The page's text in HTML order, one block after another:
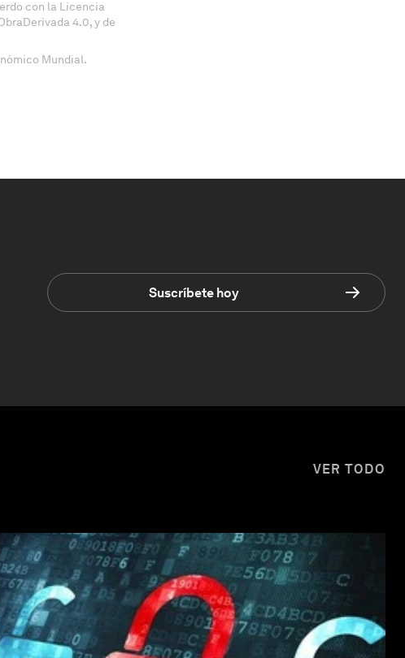
con la Licencia
4.0, y de
Mundial.
Suscríbete hoy
VER TODO